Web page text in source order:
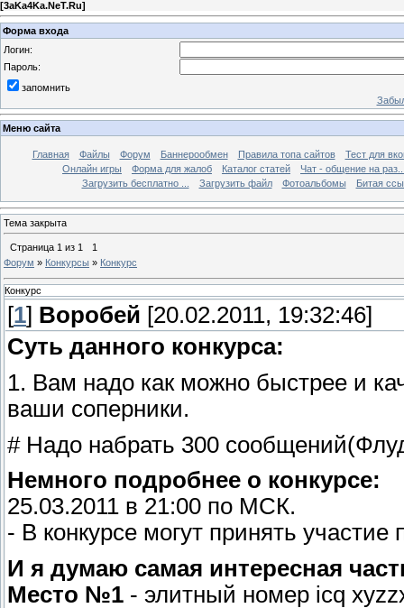
[3aKa4Ka.NeT.Ru]
Форма входа
Логин:
Пароль:
запомнить
Меню сайта
Главная Файлы Форум Баннерообмен Правила топа сайтов
Тест для
Онлайн игры
Форма для жалоб Каталог статей
Чат - общение на
Загрузить бесплатно ...
Загрузить файл Фотоальбомы Битая
Тема закрыта
Страница 1 из 1
1
Форум » Конкурсы » Конкурс
Конкурс
[1] Воробей [20.02.2011, 19:32:46]
Суть данного конкурса:
1. Вам надо как можно быстрее и
ваши соперники.
# Надо набрать 300
Немного подробнее о конкурсе:
25.03.2011 в 21:00 по МСК.
- В конкурсе могут принять
И я думаю самая интересная
Место №1 - элитный номер icq